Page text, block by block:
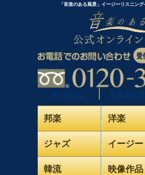
「音楽のある風景」イージーリスニン
買い物かご 新規会員
邦楽 洋楽
ジャズ イージ
韓流 映像作品